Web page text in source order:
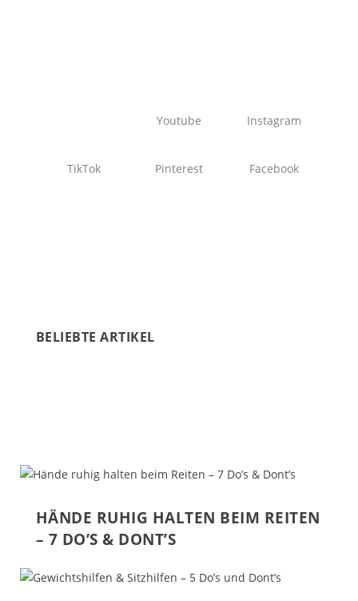
Youtube Instagram
TikTok Pinterest Facebook
BELIEBTE ARTIKEL
HÄNDE RUHIG HALTEN BEIM REITEN
– 7 DO’S & DONT’S